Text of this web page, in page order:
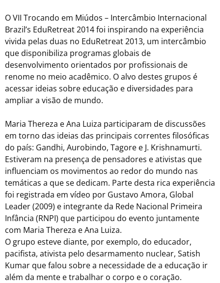
O VII Trocando em Miúdos – Intercâmbio Internacional
Brazil’s EduRetreat 2014 foi inspirando na experiência
vivida pelas duas no EduRetreat 2013, um intercâmbio
que disponibiliza programas globais de
desenvolvimento orientados por profissionais de
renome no meio acadêmico. O alvo destes grupos é
acessar ideias sobre educação e diversidades para
ampliar a visão de mundo.
Maria Thereza e Ana Luiza participaram de discussões
em torno das ideias das principais correntes filosóficas
do país: Gandhi, Aurobindo, Tagore e J. Krishnamurti.
Estiveram na presença de pensadores e ativistas que
influenciam os movimentos ao redor do mundo nas
temáticas a que se dedicam. Parte desta rica experiência
foi registrada em vídeo por Gustavo Amora, Global
Leader (2009) e integrante da Rede Nacional Primeira
Infância (RNPI) que participou do evento juntamente
com Maria Thereza e Ana Luiza.
O grupo esteve diante, por exemplo, do educador,
pacifista, ativista pelo desarmamento nuclear, Satish
Kumar que falou sobre a necessidade de a educação ir
além da mente e trabalhar o corpo e o coração.